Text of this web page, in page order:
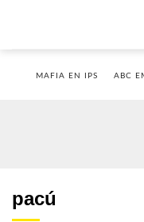
MAFIA EN IPS ABC
pacú